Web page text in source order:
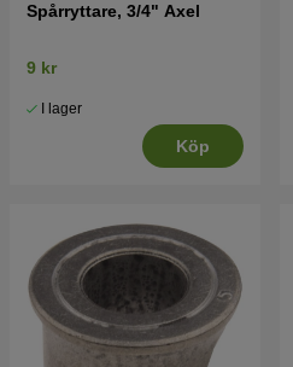
Spårryttare, 3/4" Axel
9 kr
I lager
Köp